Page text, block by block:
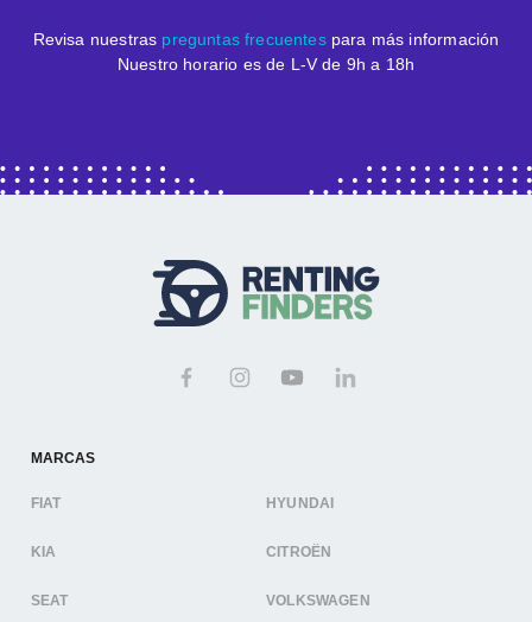
Revisa nuestras preguntas frecuentespara más información
Nuestro horario es de L-V de 9h a 18h
MARCAS
FIAT HYUNDAI
KIA CITROËN
SEAT VOLKSWAGEN